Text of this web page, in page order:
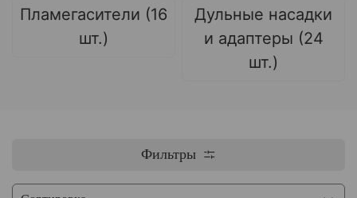
Пламегасители (16
шт.)
Дульные насадки
и адаптеры (24
шт.)
Фильтры